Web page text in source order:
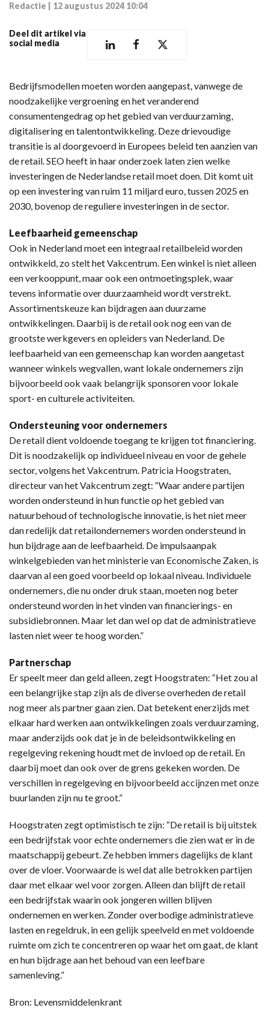
Redactie 12 augustus 2024 10:04
Deel dit artikel via
social media
Bedrijfsmodellen moeten worden aangepast, vanwege de
noodzakelijke vergroening en het veranderend
consumentengedrag op het gebied van verduurzaming,
digitalisering en talentontwikkeling. Deze drievoudige
transitie is al doorgevoerd in Europees beleid ten aanzien van
de retail. SEO heeft in haar onderzoek laten zien welke
investeringen de Nederlandse retail moet doen. Dit komt uit
op een investering van ruim 11 miljard euro, tussen 2025 en
2030, bovenop de reguliere investeringen in de sector.
Leefbaarheid gemeenschap
Ook in Nederland moet een integraal retailbeleid worden
ontwikkeld, zo stelt het Vakcentrum. Een winkel is niet alleen
een verkooppunt, maar ook een ontmoetingsplek, waar
tevens informatie over duurzaamheid wordt verstrekt.
Assortimentskeuze kan bijdragen aan duurzame
ontwikkelingen. Daarbij is de retail ook nog een van de
grootste werkgevers en opleiders van Nederland. De
leefbaarheid van een gemeenschap kan worden aangetast
wanneer winkels wegvallen, want lokale ondernemers zijn
bijvoorbeeld ook vaak belangrijk sponsoren voor lokale
sport- en culturele activiteiten.
Ondersteuning voor ondernemers
De retail dient voldoende toegang te krijgen tot financiering.
Dit is noodzakelijk op individueel niveau en voor de gehele
sector, volgens het Vakcentrum. Patricia Hoogstraten,
directeur van het Vakcentrum zegt: “Waar andere partijen
worden ondersteund in hun functie op het gebied van
natuurbehoud of technologische innovatie, is het niet meer
dan redelijk dat retailondernemers worden ondersteund in
hun bijdrage aan de leefbaarheid. De impulsaanpak
winkelgebieden van het ministerie van Economische Zaken, is
daarvan al een goed voorbeeld op lokaal niveau. Individuele
ondernemers, die nu onder druk staan, moeten nog beter
ondersteund worden in het vinden van financierings- en
subsidiebronnen. Maar let dan wel op dat de administratieve
lasten niet weer te hoog worden.”
Partnerschap
Er speelt meer dan geld alleen, zegt Hoogstraten: “Het zou al
een belangrijke stap zijn als de diverse overheden de retail
nog meer als partner gaan zien. Dat betekent enerzijds met
elkaar hard werken aan ontwikkelingen zoals verduurzaming,
maar anderzijds ook dat je in de beleidsontwikkeling en
regelgeving rekening houdt met de invloed op de retail. En
daarbij moet dan ook over de grens gekeken worden. De
verschillen in regelgeving en bijvoorbeeld accijnzen met onze
buurlanden zijn nu te groot.”
Hoogstraten zegt optimistisch te zijn: “De retail is bij uitstek
een bedrijfstak voor echte ondernemers die zien wat er in de
maatschappij gebeurt. Ze hebben immers dagelijks de klant
over de vloer. Voorwaarde is wel dat alle betrokken partijen
daar met elkaar wel voor zorgen. Alleen dan blijft de retail
een bedrijfstak waarin ook jongeren willen blijven
ondernemen en werken. Zonder overbodige administratieve
lasten en regeldruk, in een gelijk speelveld en met voldoende
ruimte om zich te concentreren op waar het om gaat, de klant
en hun bijdrage aan het behoud van een leefbare
samenleving.”
Bron: Levensmiddelenkrant